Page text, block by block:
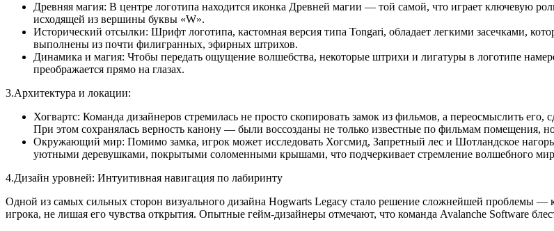
Древняя магия: В центре логотипа находится иконка Древней магии — той самой, что играет ключевую
исходящей из вершины буквы «W».
Исторический отсылки: Шрифт логотипа, кастомная версия типа Tongari, обладает легкими засечками,
выполнены из почти филигранных, эфирных штрихов.
Динамика и магия: Чтобы передать ощущение волшебства, некоторые штрихи и лигатуры в логотипе
преображается прямо на глазах.
3.Архитектура и локации:
Хогвартс: Команда дизайнеров стремилась не просто скопировать замок из фильмов, а переосмыслить
При этом сохранялась верность канону — были воссозданы не только известные по фильмам помещения,
Окружающий мир: Помимо замка, игрок может исследовать Хогсмид, Запретный лес и Шотландское
уютными деревушками, покрытыми соломенными крышами, что подчеркивает стремление волшебного
4.Дизайн уровней: Интуитивная навигация по лабиринту
Одной из самых сильных сторон визуального дизайна Hogwarts Legacy стало решение сложнейшей проблемы
игрока, не лишая его чувства открытия. Опытные гейм-дизайнеры отмечают, что команда Avalanche Software